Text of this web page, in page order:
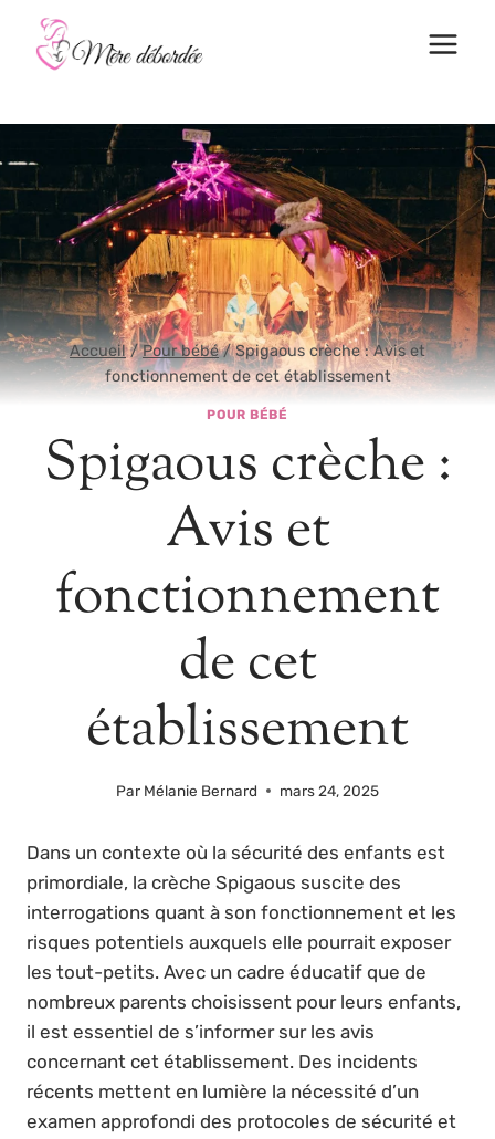
contenu
Accueil / Pour bébé / Spigaous crèche : Avis et
fonctionnement de cet établissement
POUR BÉBÉ
Spigaous crèche :
Avis et
fonctionnement
de cet
établissement
Par Mélanie Bernard mars 24, 2025
Dans un contexte où la sécurité des enfants est
primordiale, la crèche Spigaous suscite des
interrogations quant à son fonctionnement et les
risques potentiels auxquels elle pourrait exposer
les tout-petits. Avec un cadre éducatif que de
nombreux parents choisissent pour leurs enfants,
il est essentiel de s’informer sur les avis
concernant cet établissement. Des incidents
récents mettent en lumière la nécessité d’un
examen approfondi des protocoles de sécurité et